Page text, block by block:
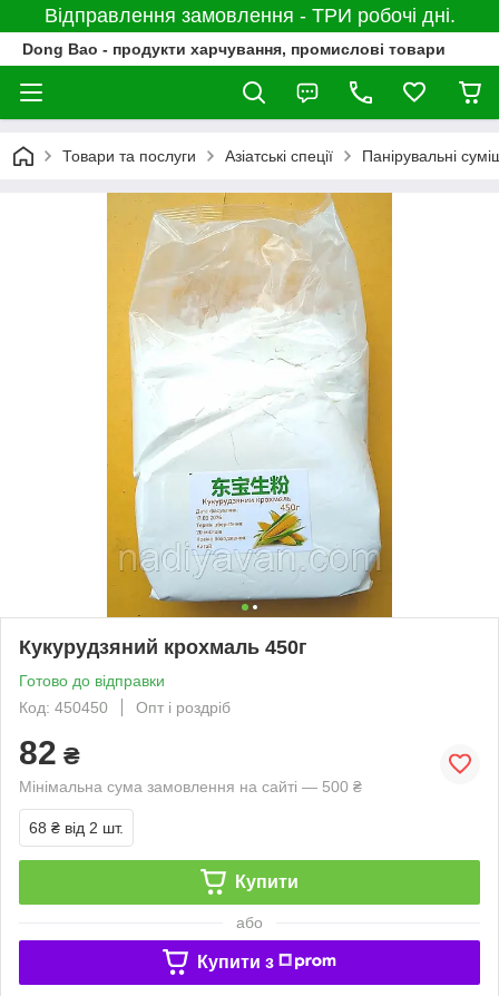
Відправлення замовлення - ТРИ робочі дні.
Dong Bao - продукти харчування, промислові товари
Товари та послуги Азіатські спеції Панірувальні
Кукурудзяний крохмаль 450г
Готово до відправки
Код: 450450
Опт і роздріб
82 ₴
Мінімальна сума замовлення на сайті — 500 ₴
68 ₴ від 2 шт.
Купити
або
Купити з